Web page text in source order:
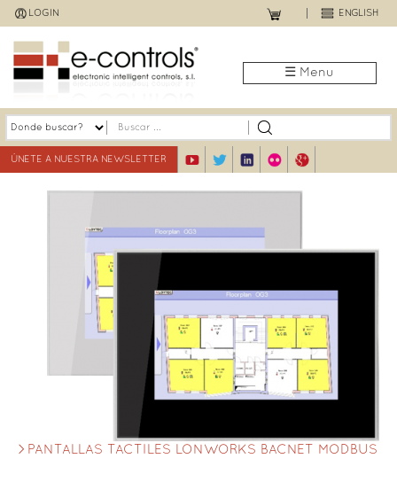
Jump
to
navigation
LOGIN ENGLISH
☰ Menu
ÚNETE A NUESTRA NEWSLETTER
PANTALLAS TACTILES LONWORKS BACNET MODBUS